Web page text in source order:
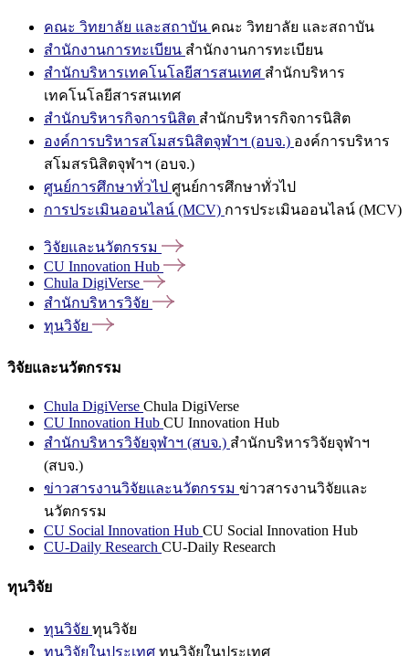
คณะ วิทยาลัย และสถาบัน คณะ วิทยาลัย และสถาบัน
สำนักงานการทะเบียน สำนักงานการทะเบียน
สำนักบริหารเทคโนโลยีสารสนเทศ สำนักบริหาร
เทคโนโลยีสารสนเทศ
สำนักบริหารกิจการนิสิต สำนักบริหารกิจการนิสิต
องค์การบริหารสโมสรนิสิตจุฬาฯ (อบจ.) องค์การบริหาร
สโมสรนิสิตจุฬาฯ (อบจ.)
ศูนย์การศึกษาทั่วไป ศูนย์การศึกษาทั่วไป
การประเมินออนไลน์ (MCV) การประเมินออนไลน์ (MCV)
วิจัยและนวัตกรรม
CU Innovation Hub
Chula DigiVerse
สำนักบริหารวิจัย
ทุนวิจัย
วิจัยและนวัตกรรม
Chula DigiVerse Chula DigiVerse
CU Innovation Hub CU Innovation Hub
สำนักบริหารวิจัยจุฬาฯ (สบจ.) สำนักบริหารวิจัยจุฬาฯ
(สบจ.)
ข่าวสารงานวิจัยและนวัตกรรม ข่าวสารงานวิจัยและ
นวัตกรรม
CU Social Innovation Hub CU Social Innovation Hub
CU-Daily Research CU-Daily Research
ทุนวิจัย
ทุนวิจัย ทุนวิจัย
ทุนวิจัยในประเทศ ทุนวิจัยในประเทศ